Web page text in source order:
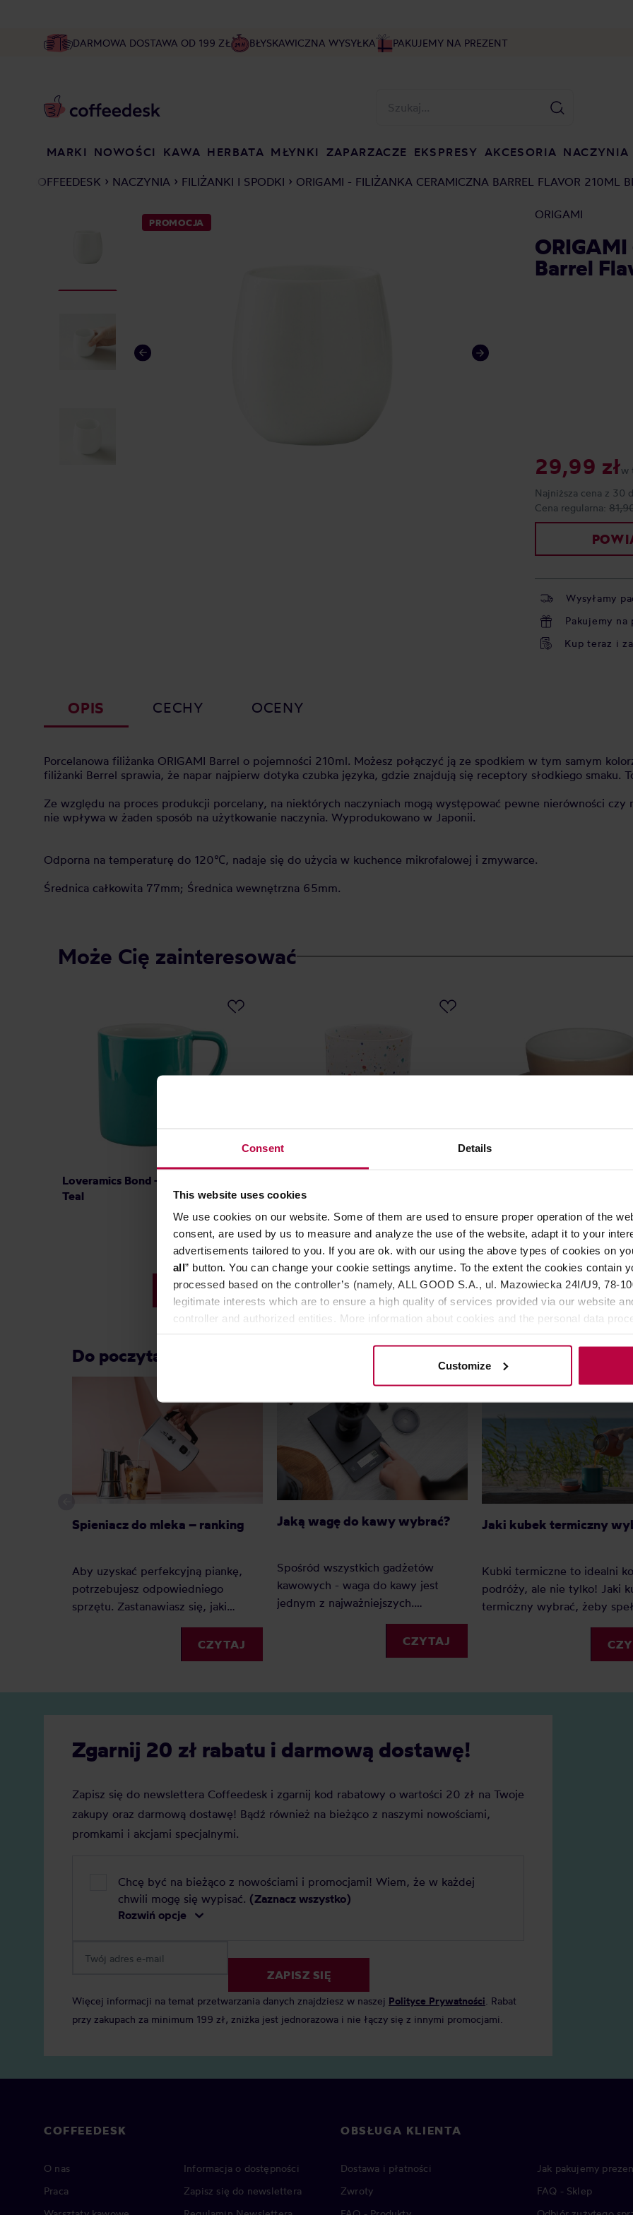
Consent Details
This website uses cookies
We use cookies on our website. Some of them are used to ensure proper operation of the
consent, are used by us to measure and analyze the use of the website, adapt it to your
advertisements tailored to you. If you are ok. with our using the above types of cookies on
all” button. You can change your cookie settings anytime. To the extent the cookies contain
processed based on the controller’s (namely, ALL GOOD S.A., ul. Mazowiecka 24I/U9, 78-
legitimate interests which are to ensure a high quality of services provided via our website
controller and authorized entities. More information about cookies and the personal data
Customize
DARMOWA DOSTAWA OD 199 ZŁ BŁYSKAWICZNA WYSYŁKA PAKUJEMY NA PREZENT
MARKI NOWOŚCI KAWA HERBATA MŁYNKI ZAPARZACZE EKSPRESY AKCESORIA NACZYNIA
COFFEEDESK NACZYNIA FILIŻANKI I SPODKI ORIGAMI - FILIŻANKA CERAMICZNA BARREL FLAVOR 210ML
PROMOCJA
ORIGAMI
Barrel
29,99 złw
Najniższa cena z 30
Cena regularna:
Wysyłamy
Pakujemy na
Kup teraz i
OPIS CECHY OCENY
Porcelanowa filiżanka ORIGAMI Barrel o pojemności 210ml. Możesz połączyć ją ze spodkiem w tym samym
filiżanki Berrel sprawia, że napar najpierw dotyka czubka języka, gdzie znajdują się receptory słodkiego smaku.
Ze względu na proces produkcji porcelany, na niektórych naczyniach mogą występować pewne nierówności
nie wpływa w żaden sposób na użytkowanie naczynia. Wyprodukowano w Japonii.
Odporna na temperaturę do 120℃, nadaje się do użycia w kuchence mikrofalowej i zmywarce.
Średnica całkowita 77mm; Średnica wewnętrzna 65mm.
Może Cię zainteresować
Loveramics Bond - Kubek 300 ml -
Teal
80,99 zł
Medium Cup 220 ml biały
69,90 zł
Do poczytania przy kawie:
Spieniacz do mleka – ranking
Aby uzyskać perfekcyjną piankę,
potrzebujesz odpowiedniego
sprzętu. Zastanawiasz się, jaki
spieniacz do mleka kupić?
Elektryczny, ręczny, a może
indukcyjny? Oto nasz szczegółowy
CZYTAJ
Jaką wagę do kawy wybrać?
Spośród wszystkich gadżetów
kawowych - waga do kawy jest
jednym z najważniejszych.
Dlaczego? Ponieważ dzięki wadze
zyskujemy precyzję i powtarzalność.
Jaką jednak wagę do kawy wybrać?
CZYTAJ
Jaki kubek termiczny
Kubki termiczne to idealni
podróży, ale nie tylko! Jaki
termiczny wybrać, żeby
wszystkie Twoje
Sprawdź nasz mini-
kubkach termicznych.
Zgarnij 20 zł rabatu i darmową dostawę!
Zapisz się do newslettera Coffeedesk i zgarnij kod rabatowy o wartości 20 zł na Twoje
zakupy oraz darmową dostawę! Bądź również na bieżąco z naszymi nowościami,
promkami i akcjami specjalnymi.
Chcę być na bieżąco z nowościami i promocjami! Wiem, że w każdej
chwili mogę się wypisać. (Zaznacz wszystko)
Rozwiń opcje
ZAPISZ SIĘ
Więcej informacji na temat przetwarzania danych znajdziesz w naszej Polityce Prywatności . Rabat
przy zakupach za minimum 199 zł, zniżka jest jednorazowa i nie łączy się z innymi promocjami.
COFFEEDESK
O nas
Praca
Informacja o dostępności
Zapisz się do newslettera
OBSŁUGA KLIENTA
Dostawa i płatności
Zwroty
Jak pakujemy
FAQ - Sklep